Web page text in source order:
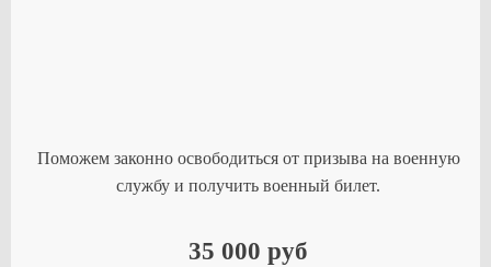
Поможем законно освободиться от призыва на военную
службу и получить военный билет.
35 000 руб